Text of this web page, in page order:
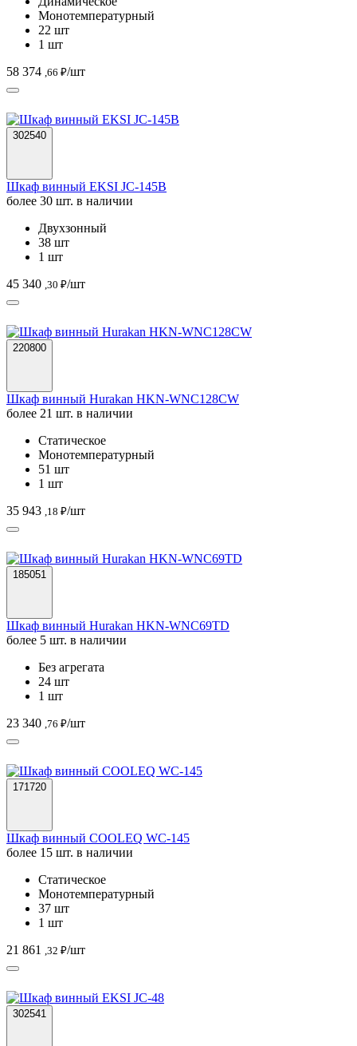
Монотемпературный
22 шт
1 шт
58 374 ,66 ₽/шт
302540
Шкаф винный EKSI JC-145B
более 30 шт. в наличии
Двухзонный
38 шт
1 шт
45 340 ,30 ₽/шт
220800
Шкаф винный Hurakan HKN-WNC128CW
более 21 шт. в наличии
Статическое
Монотемпературный
51 шт
1 шт
35 943 ,18 ₽/шт
185051
Шкаф винный Hurakan HKN-WNC69TD
более 5 шт. в наличии
Без агрегата
24 шт
1 шт
23 340 ,76 ₽/шт
171720
Шкаф винный COOLEQ WC-145
более 15 шт. в наличии
Статическое
Монотемпературный
37 шт
1 шт
21 861
,32 ₽/шт
302541